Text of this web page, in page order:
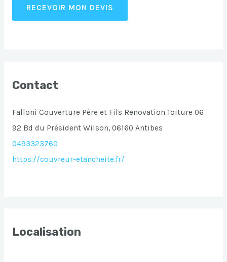
RECEVOIR MON DEVIS
Contact
Falloni Couverture Père et Fils Renovation Toiture 06
92 Bd du Président Wilson, 06160 Antibes
0493323760
https://couvreur-etancheite.fr/
Localisation